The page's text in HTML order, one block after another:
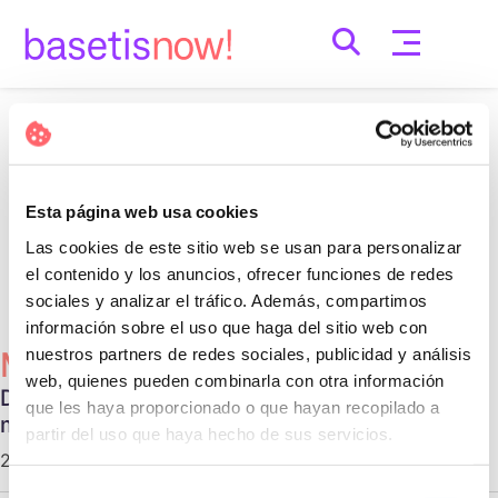
Esta página web usa cookies
Las cookies de este sitio web se usan para personalizar
el contenido y los anuncios, ofrecer funciones de redes
sociales y analizar el tráfico. Además, compartimos
información sobre el uso que haga del sitio web con
nuestros partners de redes sociales, publicidad y análisis
web, quienes pueden combinarla con otra información
que les haya proporcionado o que hayan recopilado a
partir del uso que haya hecho de sus servicios.
Selección
Nothing Found
Perhaps searching can help.
Cerca:
Més Populars
Diferentes tipos de relaciones no
monogámicas
29 d'octubre de 2020 |Communication